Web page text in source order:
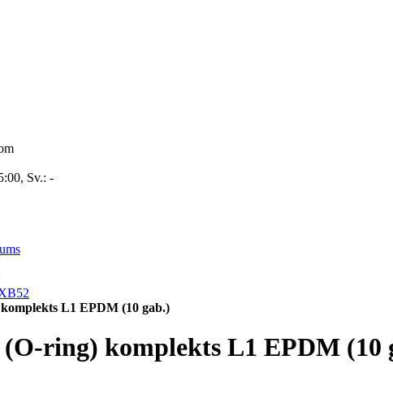
Sv.: -
L1 EPDM (10 gab.)
ring) komplekts L1 EPDM (10